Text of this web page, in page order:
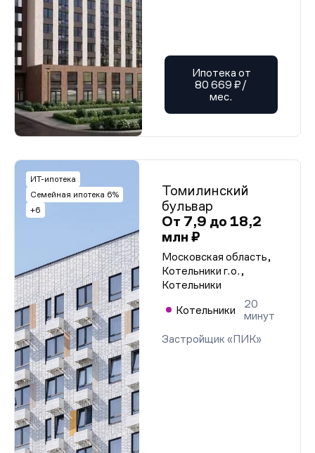
Ипотека от
80 669 ₽/
мес.
ИТ-ипотека
Семейная ипотека 6%
+6
Томилинский
бульвар
От 7,9 до 18,2
млн ₽
Московская область,
Котельники г.о.,
Котельники
Котельники
20
минут
Застройщик «ПИК»